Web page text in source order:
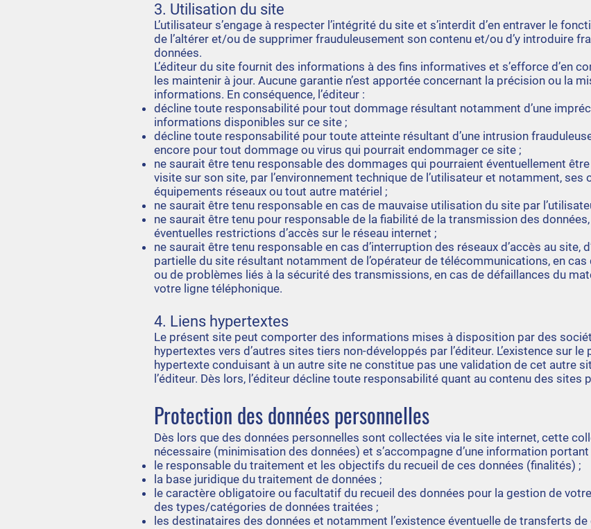
3. Utilisation du site
L’utilisateur s’engage à respecter l’intégrité du site et s’interdit d’en entraver le
de l’altérer et/ou de supprimer frauduleusement son contenu et/ou d’y introduire
données.
L’éditeur du site fournit des informations à des fins informatives et s’efforce d’en
les maintenir à jour. Aucune garantie n’est apportée concernant la précision ou la
informations. En conséquence, l’éditeur :
décline toute responsabilité pour tout dommage résultant notamment d’une
informations disponibles sur ce site ;
décline toute responsabilité pour toute atteinte résultant d’une intrusion
encore pour tout dommage ou virus qui pourrait endommager ce site ;
ne saurait être tenu responsable des dommages qui pourraient éventuellement être
visite sur son site, par l’environnement technique de l’utilisateur et notamment, ses
équipements réseaux ou tout autre matériel ;
ne saurait être tenu responsable en cas de mauvaise utilisation du site par
ne saurait être tenu pour responsable de la fiabilité de la transmission des
éventuelles restrictions d’accès sur le réseau internet ;
ne saurait être tenu responsable en cas d’interruption des réseaux d’accès au site,
partielle du site résultant notamment de l’opérateur de télécommunications, en cas
ou de problèmes liés à la sécurité des transmissions, en cas de défaillances du
votre ligne téléphonique.
4. Liens hypertextes
Le présent site peut comporter des informations mises à disposition par des
hypertextes vers d’autres sites tiers non-développés par l’éditeur. L’existence sur le
hypertexte conduisant à un autre site ne constitue pas une validation de cet autre
l’éditeur. Dès lors, l’éditeur décline toute responsabilité quant au contenu des sites
Protection des données personnelles
Dès lors que des données personnelles sont collectées via le site internet, cette
nécessaire (minimisation des données) et s’accompagne d’une information portant
le responsable du traitement et les objectifs du recueil de ces données (finalités) ;
la base juridique du traitement de données ;
le caractère obligatoire ou facultatif du recueil des données pour la gestion de
des types/catégories de données traitées ;
les destinataires des données et notamment l’existence éventuelle de transferts